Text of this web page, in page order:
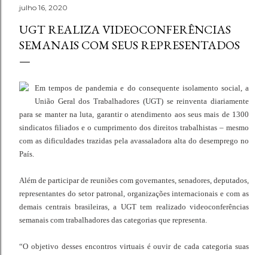
julho 16, 2020
UGT REALIZA VIDEOCONFERÊNCIAS
SEMANAIS COM SEUS REPRESENTADOS
Em tempos de pandemia e do consequente isolamento social, a
União Geral dos Trabalhadores (UGT) se reinventa diariamente
para se manter na luta, garantir o atendimento aos seus mais de 1300
sindicatos filiados e o cumprimento dos direitos trabalhistas – mesmo
com as dificuldades trazidas pela avassaladora alta do desemprego no
País.
Além de participar de reuniões com governantes, senadores, deputados,
representantes do setor patronal, organizações internacionais e com as
demais centrais brasileiras, a UGT tem realizado videoconferências
semanais com trabalhadores das categorias que representa.
“O objetivo desses encontros virtuais é ouvir de cada categoria suas